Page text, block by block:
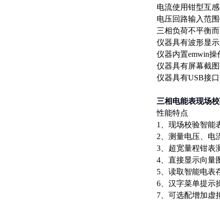
电流使用钳型互
电压回路输入范
三相负荷不平衡
仪器具有波形显
仪器内置emwin
仪器具有屏幕截
仪器具有USB接
三相电能表现场
性能特点
1、现场校验智能
2、测量电压、电
3、超宽量程钳表
4、直接显示向量
5、读取智能电表
6、汉字菜单提示
7、可选配增加虚